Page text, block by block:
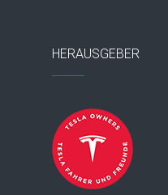
HERAUSGEBER